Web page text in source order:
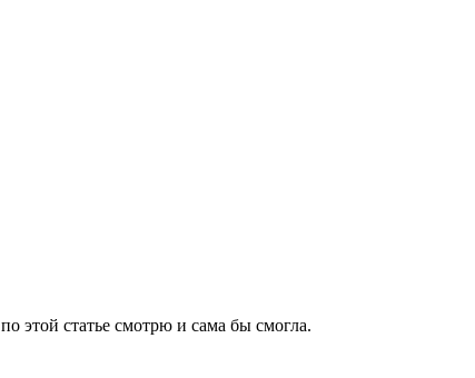
этой статье смотрю и сама бы смогла.